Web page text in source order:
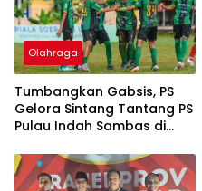
Olahraga
Tumbangkan Gabsis, PS
Gelora Sintang Tantang PS
Pulau Indah Sambas di
Kalbar 2026